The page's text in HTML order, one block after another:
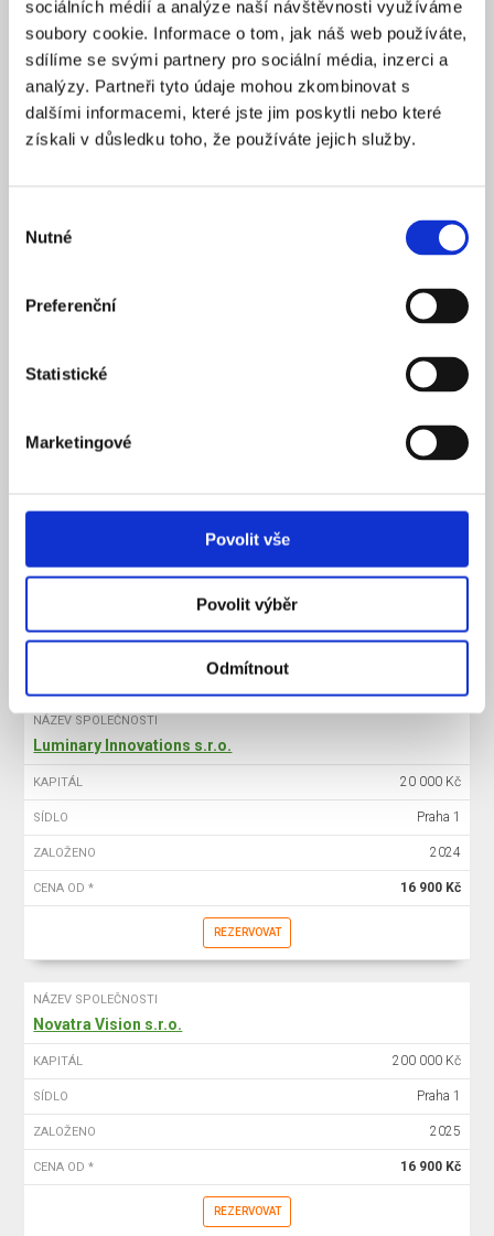
sociálních médií a analýze naší návštěvnosti využíváme
soubory cookie. Informace o tom, jak náš web používáte,
sdílíme se svými partnery pro sociální média, inzerci a
analýzy. Partneři tyto údaje mohou zkombinovat s
dalšími informacemi, které jste jim poskytli nebo které
získali v důsledku toho, že používáte jejich služby.
souhlasu
Nutné
Preferenční
Statistické
Marketingové
Povolit vše
Povolit výběr
Odmítnout
ZALOŽENO 2025
CENA OD * 15 900 Kč
REZERVOVAT
20 000 Kč
Praha 1
ZALOŽENO 2025
NÁZEV SPOLEČNOSTI
ZALOŽENO 2025
NÁZEV SPOLEČNOSTI
Luminary Innovations s.r.o.
KAPITÁL 20 000 Kč
SÍDLO Praha 1
ZALOŽENO 2024
CENA OD * 16 900 Kč
REZERVOVAT
NÁZEV SPOLEČNOSTI
Novatra Vision s.r.o.
KAPITÁL 200 000 Kč
SÍDLO Praha 1
ZALOŽENO 2025
CENA OD * 16 900 Kč
REZERVOVAT